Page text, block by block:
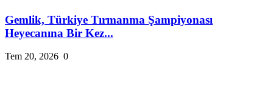
Gemlik, Türkiye Tırmanma Şampiyonası
Heyecanına Bir Kez...
Tem 20, 2026 0